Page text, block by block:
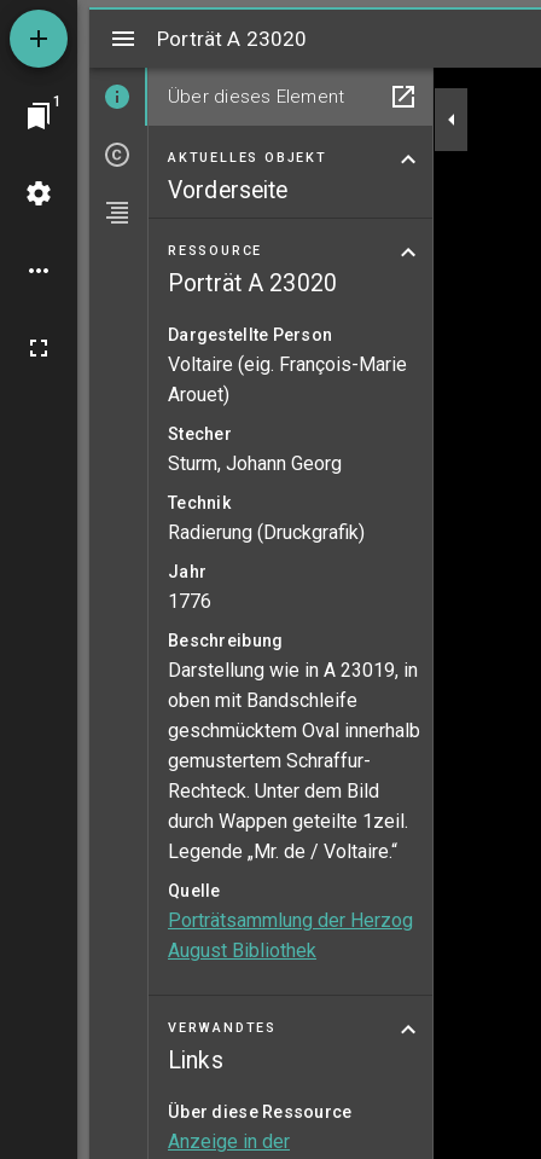
1
MiradorPorträt A 23020
Über dieses Element
AKTUELLES OBJEKT
Vorderseite
RESSOURCE
Porträt A 23020
Dargestellte Person
Voltaire (eig. François-Marie
Arouet)
Stecher
Sturm, Johann Georg
Technik
Radierung (Druckgrafik)
Jahr
1776
Beschreibung
Darstellung wie in A 23019, in
oben mit Bandschleife
geschmücktem Oval innerhalb
gemustertem Schraffur-
Rechteck. Unter dem Bild
durch Wappen geteilte 1zeil.
Legende „Mr. de / Voltaire.“
Quelle
Porträtsammlung der Herzog
August Bibliothek
VERWANDTES
Links
Über diese Ressource
Anzeige in der
Porträt A 23020